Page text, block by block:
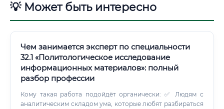
💡 Может быть интересно
Чем занимается эксперт по специальности
32.1 «Политологическое исследование
информационных материалов»: полный
разбор профессии
Кому такая работа подойдёт органически: ✅ Людям с
аналитическим складом ума, которые любят разбираться